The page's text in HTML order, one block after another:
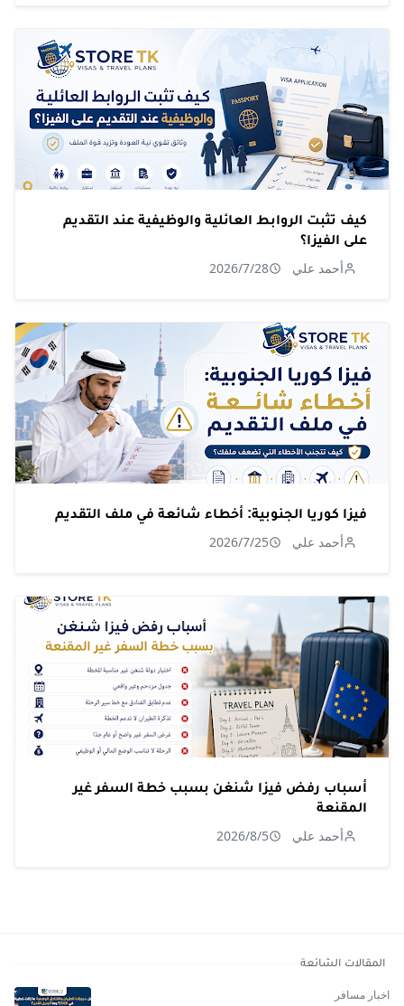
كيف تثبت الروابط العائلية والوظيفية عند التقديم
على الفيزا؟
أحمد علي 2026/7/28
فيزا كوريا الجنوبية: أخطاء شائعة في ملف التقديم
أحمد علي 2026/7/25
أسباب رفض فيزا شنغن بسبب خطة السفر غير
المقنعة
أحمد علي 2026/8/5
المقالات الشائعة
اخبار مسافر